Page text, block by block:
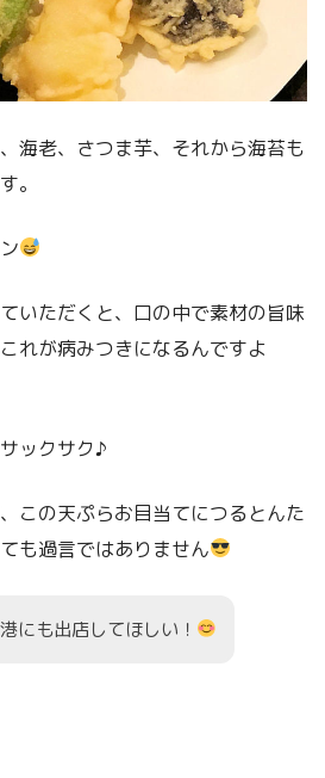
海老、さつま芋、それから海苔も
。
いただくと、口の中で素材の旨味
れが病みつきになるんですよ
ックサク♪
この天ぷらお目当てにつるとんた
も過言ではありません
にも出店してほしい！